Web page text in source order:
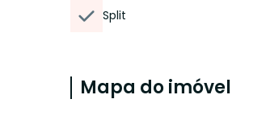
Split
Mapa do imóvel